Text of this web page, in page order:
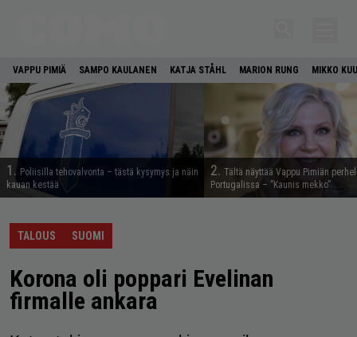
VAPPU PIMIÄ SAMPO KAULANEN KATJA STÅHL MARION RUNG MIKKO
1. Poliisilla tehovalvonta – tästä kysymys ja näin
kauan kestää
2. Tältä näyttää Vappu Pimiän
Portugalissa – ”Kaunis mekko”
TALOUS SUOMI
Korona oli poppari Evelinan
firmalle ankara